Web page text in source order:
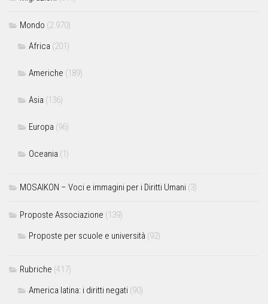
Mondo (2.970)
Africa (201)
Americhe (189)
Asia (136)
Europa (96)
Oceania (1)
MOSAIKON – Voci e immagini per i Diritti Umani (3)
Proposte Associazione (139)
Proposte per scuole e università (92)
Rubriche (417)
America latina: i diritti negati (90)